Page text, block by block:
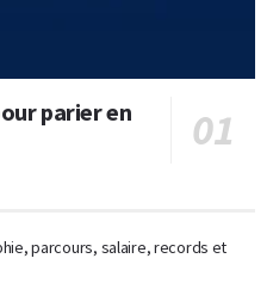
parier en
parcours, salaire, records et